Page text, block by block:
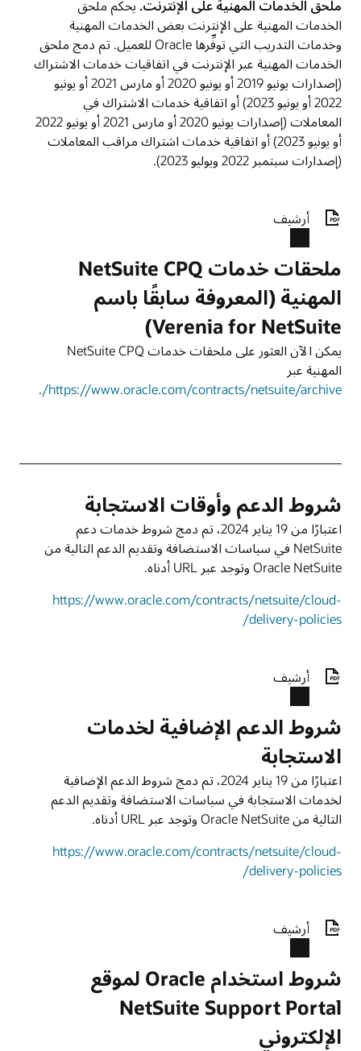
ملحق الخدمات المهنية على الإنترنت. يحكم ملحق
الخدمات المهنية على الإنترنت بعض الخدمات المهنية
وخدمات التدريب التي توفِّرها Oracle للعميل. تم دمج ملحق
الخدمات المهنية عبر الإنترنت في اتفاقيات خدمات الاشتراك
(إصدارات يونيو 2019 أو يونيو 2020 أو مارس 2021 أو يونيو
2022 أو يونيو 2023) أو اتفاقية خدمات الاشتراك في
المعاملات (إصدارات يونيو 2020 أو مارس 2021 أو يونيو 2022
أو يونيو 2023) أو اتفاقية خدمات اشتراك مراقب المعاملات
(إصدارات سبتمبر 2022 ويوليو 2023).
أرشيف
ملحقات خدمات NetSuite CPQ
المهنية (المعروفة سابقًا باسم
Verenia for NetSuite)
يمكن الآن العثور على ملحقات خدمات NetSuite CPQ
المهنية عبر
https://www.oracle.com/contracts/netsuite/archive/
.
شروط الدعم وأوقات الاستجابة
اعتبارًا من 19 يناير 2024، تم دمج شروط خدمات دعم
NetSuite في سياسات الاستضافة وتقديم الدعم التالية من
Oracle NetSuite وتوجد عبر URL أدناه.
https://www.oracle.com/contracts/netsuite/cloud-
delivery-policies/
أرشيف
شروط الدعم الإضافية لخدمات
الاستجابة
اعتبارًا من 19 يناير 2024، تم دمج شروط الدعم الإضافية
لخدمات الاستجابة في سياسات الاستضافة وتقديم الدعم
التالية من Oracle NetSuite وتوجد عبر URL أدناه.
https://www.oracle.com/contracts/netsuite/cloud-
delivery-policies/
أرشيف
شروط استخدام Oracle لموقع
NetSuite Support Portal
الإلكتروني‏